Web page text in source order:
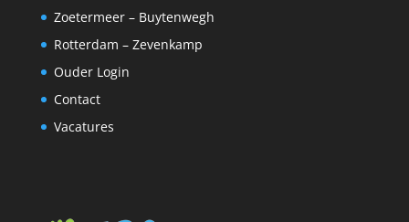
Zoetermeer – Buytenwegh
Rotterdam – Zevenkamp
Ouder Login
Contact
Vacatures